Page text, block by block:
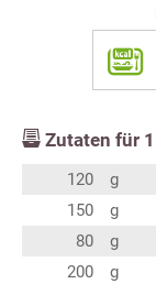
Zutaten für 1
120 g
150
g
80
g
200
g